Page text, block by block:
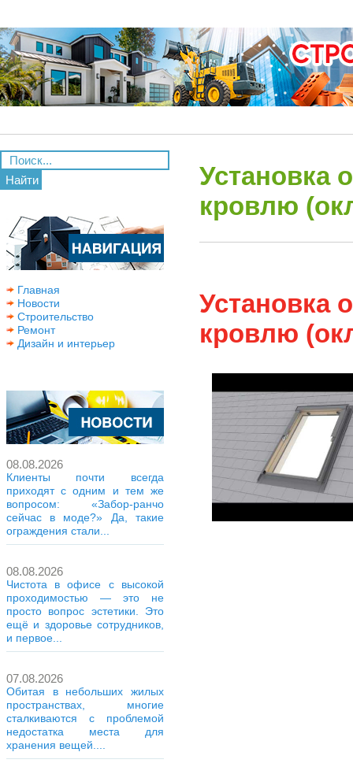
Найти
Главная
Новости
Строительство
Ремонт
Дизайн и интерьер
08.08.2026
Клиенты почти всегда
приходят с одним и тем же
вопросом: «Забор-ранчо
сейчас в моде?» Да, такие
ограждения стали...
08.08.2026
Чистота в офисе с высокой
проходимостью — это не
просто вопрос эстетики. Это
ещё и здоровье сотрудников,
и первое...
07.08.2026
Обитая в небольших жилых
пространствах, многие
сталкиваются с проблемой
недостатка места для
хранения вещей....
Установка
кровлю
Установка
кровлю